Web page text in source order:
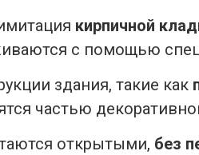
кирпичной
с помощью
здания, такие как
частью
открытыми, без